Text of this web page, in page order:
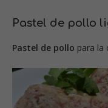
Pastel de pollo
Pastel de pollo para la